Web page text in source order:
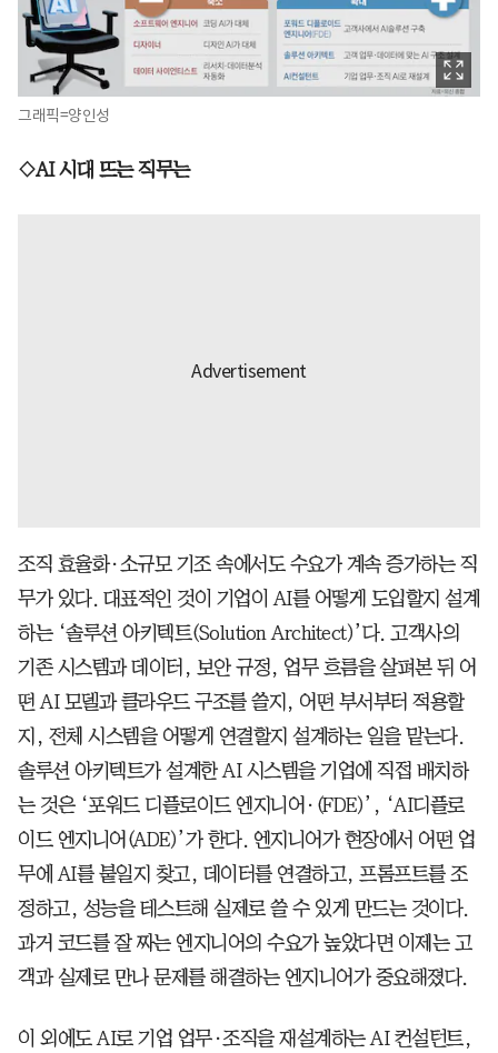
그래픽=양인성
◇AI 시대 뜨는 직무는
조직 효율화·소규모 기조 속에서도 수요가 계속 증가하는 직
무가 있다. 대표적인 것이 기업이 AI를 어떻게 도입할지 설계
하는 ‘솔루션 아키텍트(Solution Architect)’다. 고객사의
기존 시스템과 데이터, 보안 규정, 업무 흐름을 살펴본 뒤 어
떤 AI 모델과 클라우드 구조를 쓸지, 어떤 부서부터 적용할
지, 전체 시스템을 어떻게 연결할지 설계하는 일을 맡는다.
솔루션 아키텍트가 설계한 AI 시스템을 기업에 직접 배치하
는 것은 ‘포워드 디플로이드 엔지니어·(FDE)’, ‘AI디플로
이드 엔지니어(ADE)’가 한다. 엔지니어가 현장에서 어떤 업
무에 AI를 붙일지 찾고, 데이터를 연결하고, 프롬프트를 조
정하고, 성능을 테스트해 실제로 쓸 수 있게 만드는 것이다.
과거 코드를 잘 짜는 엔지니어의 수요가 높았다면 이제는 고
객과 실제로 만나 문제를 해결하는 엔지니어가 중요해졌다.
이 외에도 AI로 기업 업무·조직을 재설계하는 AI 컨설턴트,